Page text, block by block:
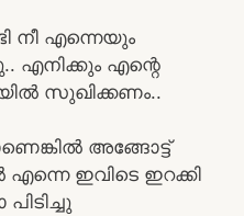
നീ എന്നെയും
എനിക്കും എന്റെ
സുഖിക്കണം..
അങ്ങോട്ട്
എന്നെ ഇവിടെ ഇറക്കി